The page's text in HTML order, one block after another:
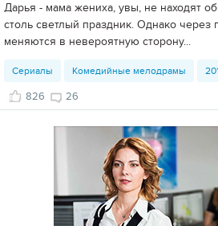
Дарья - мама жениха, увы, не находят
столь светлый праздник. Однако через
меняются в невероятную сторону...
Сериалы Комедийные мелодрамы
826 26